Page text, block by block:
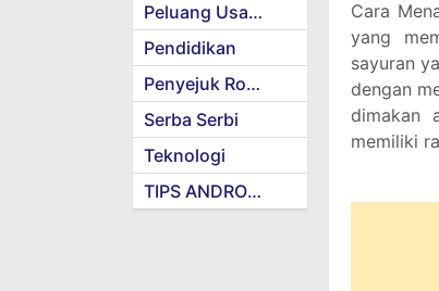
Cara
yang
sayuran
dengan
dimakan
memiliki
Peluang Usaha
Pendidikan
Penyejuk Rohani
Serba Serbi
Teknologi
TIPS ANDROID